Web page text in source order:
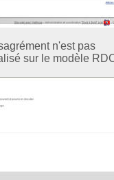
n'est pas
sur le modèle